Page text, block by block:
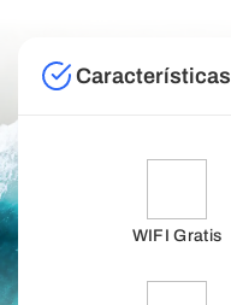
Características
WIFI Gratis